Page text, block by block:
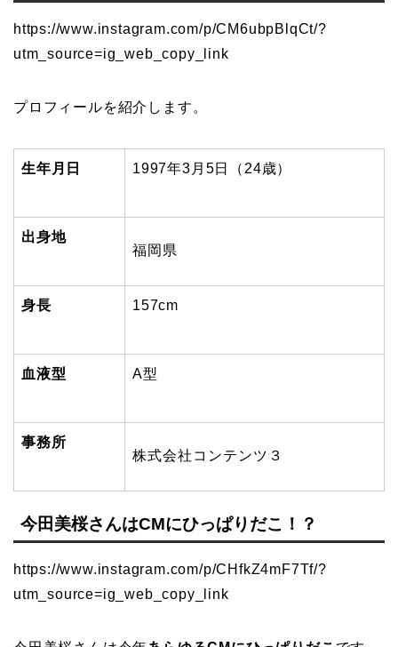
https://www.instagram.com/p/CM6ubpBlqCt/?
utm_source=ig_web_copy_link
プロフィールを紹介します。
生年月日 1997年3月5日（24歳）
出身地
福岡県
身長 157cm
血液型 A型
事務所
株式会社コンテンツ３
今田美桜さんはCMにひっぱりだこ！？
https://www.instagram.com/p/CHfkZ4mF7Tf/?
utm_source=ig_web_copy_link